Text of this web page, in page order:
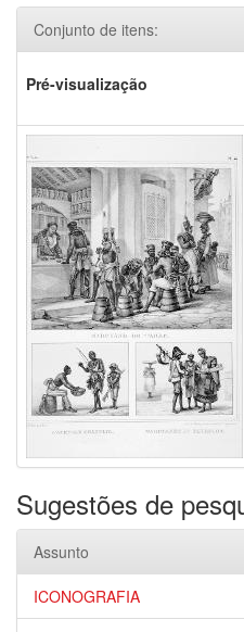
Conjunto de itens:
Pré-visualização
Sugestões de
Assunto
ICONOGRAFIA